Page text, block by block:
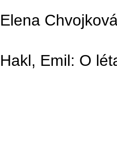
Elena
Hakl, Emil: O